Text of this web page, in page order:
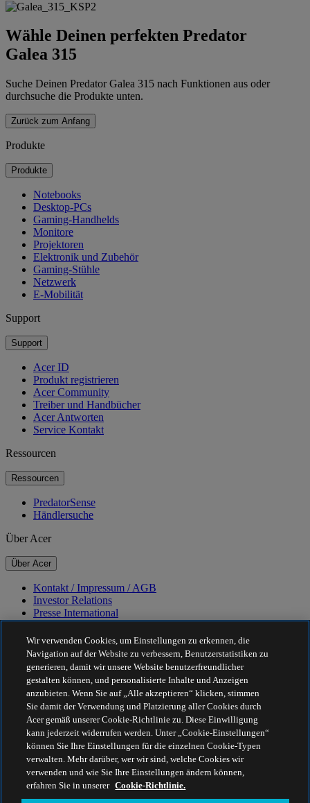
Wähle Deinen perfekten Predator
Galea 315
Suche Deinen Predator Galea 315 nach Funktionen aus oder
durchsuche die Produkte unten.
Zurück zum Anfang
Produkte
Produkte
Notebooks
Desktop-PCs
Gaming-Handhelds
Monitore
Projektoren
Elektronik und Zubehör
Gaming-Stühle
Netzwerk
E-Mobilität
Support
Support
Acer ID
Produkt registrieren
Acer Community
Treiber und Handbücher
Acer Antworten
Service Kontakt
Ressourcen
Ressourcen
PredatorSense
Händlersuche
Über Acer
Über Acer
Kontakt / Impressum / AGB
Investor Relations
Presse International
Auszeichnungen
Veranstaltungen
Nachhaltigkeit
Nachhaltigkeit
Corporate Social Responsibility
CO2-Bilanz unserer Produkte
Project Humanity
Earthion
Datenschutzrichtlinie
Cookie-Richtlinie
Rechtlicher Hinweis
Wir verwenden Cookies, um Einstellungen zu erkennen, die
Navigation auf der Website zu verbessern, Benutzerstatistiken zu
generieren, damit wir unsere Website benutzerfreundlicher
gestalten können, und personalisierte Inhalte und Anzeigen
anzubieten. Wenn Sie auf „Alle akzeptieren“ klicken, stimmen
Sie damit der Verwendung und Platzierung aller Cookies durch
Acer gemäß unserer Cookie-Richtlinie zu. Diese Einwilligung
kann jederzeit widerrufen werden. Unter „Cookie-Einstellungen“
können Sie Ihre Einstellungen für die einzelnen Cookie-Typen
verwalten. Mehr darüber, wer wir sind, welche Cookies wir
verwenden und wie Sie Ihre Einstellungen ändern können,
erfahren Sie in unserer Cookie-Richtlinie.